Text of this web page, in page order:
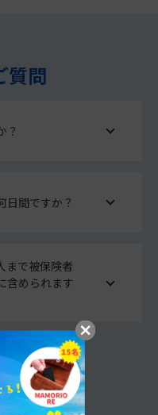
質問
？
日間ですか？
まで被保険者
含められます
をみる